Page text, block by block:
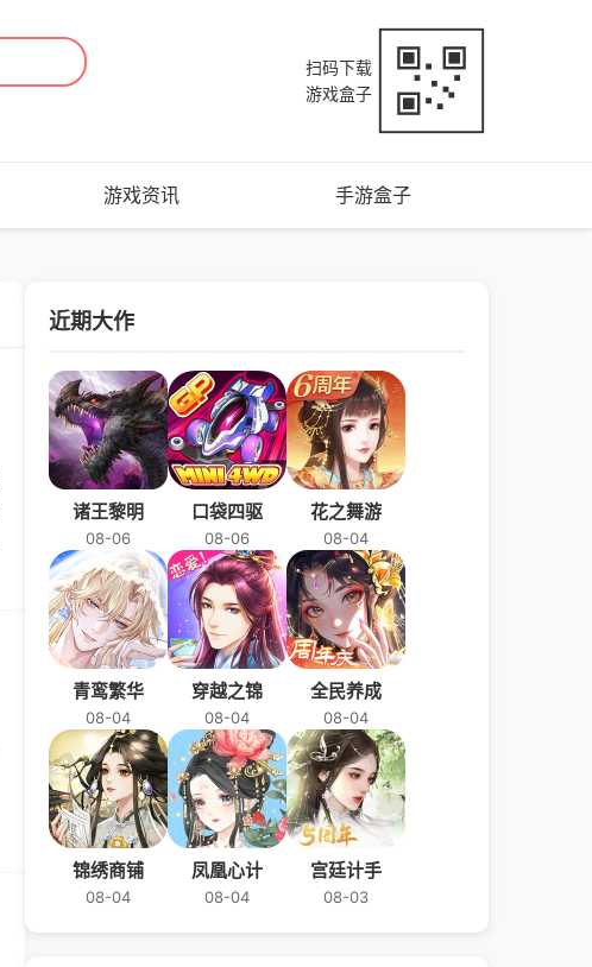
扫码下载
游戏盒子
游戏资讯 手游盒子
近期大作
诸王黎明
08-06
口袋四驱
08-06
花之舞游
08-04
青鸾繁华
08-04
穿越之锦
08-04
全民养成
08-04
锦绣商铺
08-04
凤凰心计
08-04
宫廷计手
08-03